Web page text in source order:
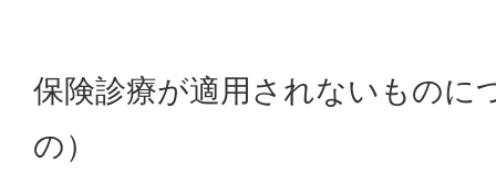
保険診療が適用されないものに
の）